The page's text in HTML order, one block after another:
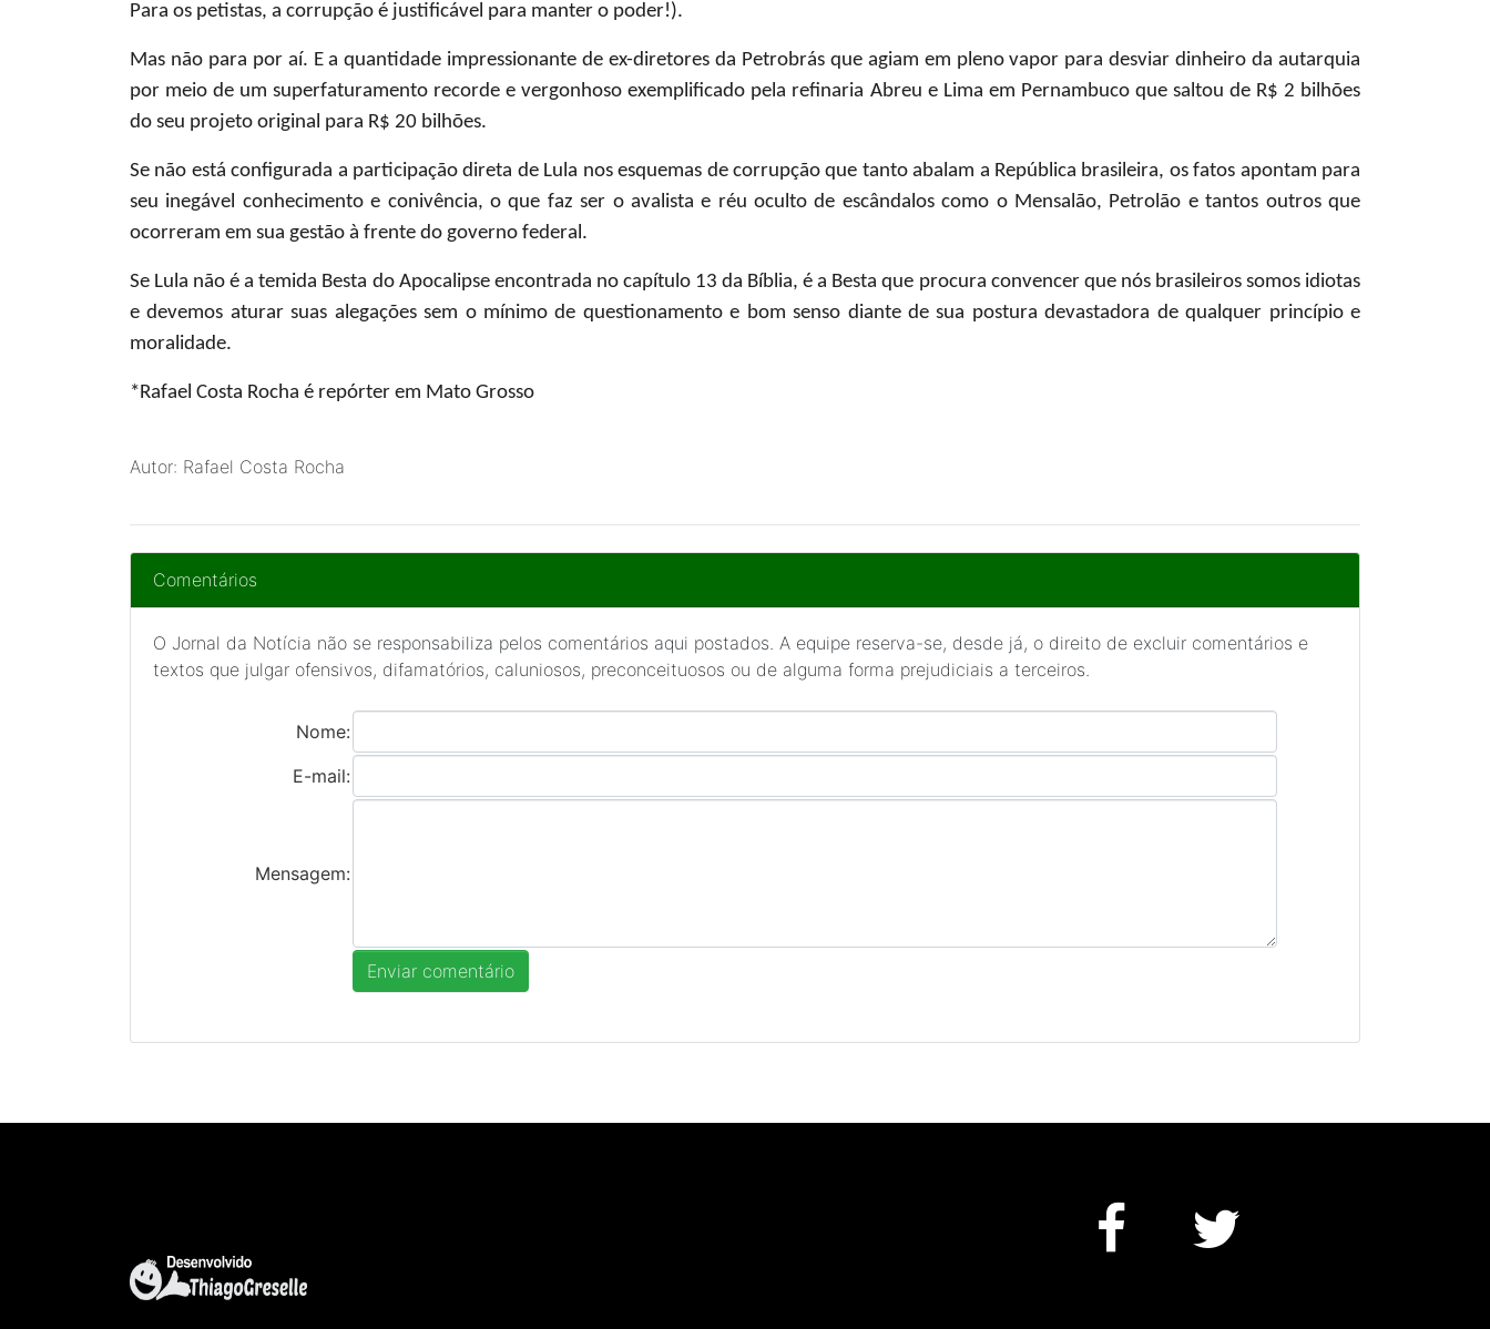
Para os petistas, a corrupção é justificável para manter o poder!).
Mas não para por aí. E a quantidade impressionante de ex-diretores da Petrobrás que agiam em pleno vapor para desviar dinheiro da autarquia
por meio de um superfaturamento recorde e vergonhoso exemplificado pela refinaria Abreu e Lima em Pernambuco que saltou de R$ 2 bilhões
do seu projeto original para R$ 20 bilhões.
Se não está configurada a participação direta de Lula nos esquemas de corrupção que tanto abalam a República brasileira, os fatos apontam para
seu inegável conhecimento e conivência, o que faz ser o avalista e réu oculto de escândalos como o Mensalão, Petrolão e tantos outros que
ocorreram em sua gestão à frente do governo federal.
Se Lula não é a temida Besta do Apocalipse encontrada no capítulo 13 da Bíblia, é a Besta que procura convencer que nós brasileiros somos idiotas
e devemos aturar suas alegações sem o mínimo de questionamento e bom senso diante de sua postura devastadora de qualquer princípio e
moralidade.
*Rafael Costa Rocha é repórter em Mato Grosso
Autor: Rafael Costa Rocha
Comentários
O Jornal da Notícia não se responsabiliza pelos comentários aqui postados. A equipe reserva-se, desde já, o direito de excluir comentários e
textos que julgar ofensivos, difamatórios, caluniosos, preconceituosos ou de alguma forma prejudiciais a terceiros.
Nome:
E-mail:
Mensagem: